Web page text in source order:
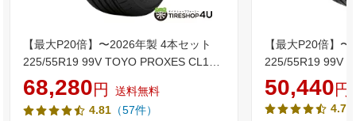
【最大P20倍】〜2026年製 4本セット
225/55R19 99V TOYO PROXES CL1
SUV トーヨー プロクセス サマータイヤ
単品 4本価格 新品 225/55-19 送料無料
68,280円
送料無料
4.81 （57件）
【最大P20倍】
225/55R19 99V
Prime 4 K135A
ライム サマータ
225/55-19 送料無
50,440円
4.7